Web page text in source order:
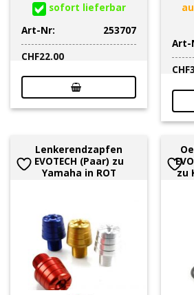
sofort lieferbar
Art-Nr:
253707
CHF22.00
Art-
CHF
Lenkerendzapfen
EVOTECH (Paar) zu
Yamaha in ROT
zu